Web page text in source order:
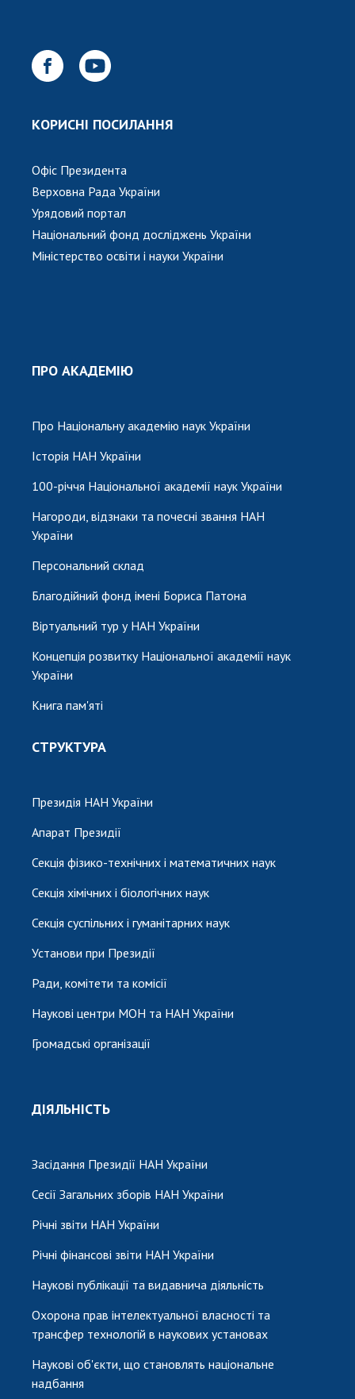
КОРИСНІ ПОСИЛАННЯ
Офіс Президента
Верховна Рада України
Урядовий портал
Національний фонд досліджень України
Міністерство освіти і науки України
ПРО АКАДЕМІЮ
Про Національну академію наук України
Історія НАН України
100-річчя Національної академії наук України
Нагороди, відзнаки та почесні звання НАН
України
Персональний склад
Благодійний фонд імені Бориса Патона
Віртуальний тур у НАН України
Концепція розвитку Національної академії наук
України
Книга пам'яті
СТРУКТУРА
Президія НАН України
Апарат Президії
Секція фізико-технічних і математичних наук
Секція хімічних і біологічних наук
Секція суспільних і гуманітарних наук
Установи при Президії
Ради, комітети та комісії
Наукові центри МОН та НАН України
Громадські організації
ДІЯЛЬНІСТЬ
Засідання Президії НАН України
Сесії Загальних зборів НАН України
Річні звіти НАН України
Річні фінансові звіти НАН України
Наукові публікації та видавнича діяльність
Охорона прав інтелектуальної власності та
трансфер технологій в наукових установах
Наукові об'єкти, що становлять національне
надбання